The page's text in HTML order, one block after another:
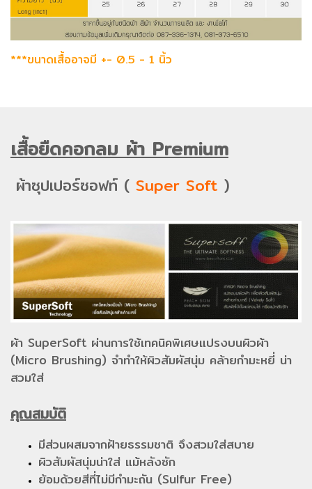
***ขนาดเสื้ออาจมี +- 0.5 - 1 นิ้ว
เสื้อยืดคอกลม ผ้า Premium
ผ้าซุปเปอร์ซอฟท์ ( Super Soft )
ผ้า SuperSoft ผ่านการใช้เทคนิคพิเศษแปรงบนผิวผ้า
(Micro Brushing) จำทำให้ผิวสัมผัสนุ่ม คล้ายกำมะหยี่ น่า
สวมใส่
คุณสมบัติ
มีส่วนผสมจากฝ้ายธรรมชาติ จึงสวมใส่สบาย
ผิวสัมผัสนุ่มน่าใส่ แม้หลังซัก
ย้อมด้วยสีที่ไม่มีกำมะถัน (Sulfur Free)